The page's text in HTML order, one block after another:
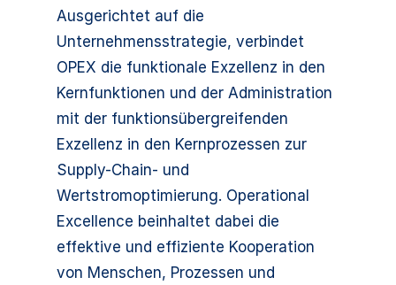
Ausgerichtet auf die
Unternehmensstrategie, verbindet
OPEX die funktionale Exzellenz in den
Kernfunktionen und der Administration
mit der funktionsübergreifenden
Exzellenz in den Kernprozessen zur
Supply-Chain- und
Wertstromoptimierung. Operational
Excellence beinhaltet dabei die
effektive und effiziente Kooperation
von Menschen, Prozessen und